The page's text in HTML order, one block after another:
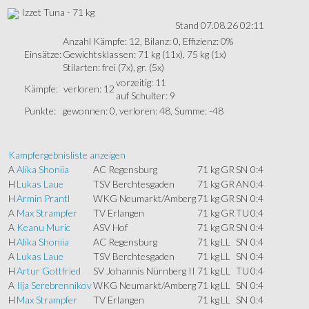
Izzet Tuna - 71 kg
Stand 07.08.26 02:11
Einsätze:
Anzahl Kämpfe: 12, Bilanz: 0, Effizienz: 0%
Gewichtsklassen: 71 kg (11x), 75 kg (1x)
Stilarten: frei (7x), gr. (5x)
Kämpfe: verloren: 12
vorzeitig: 11
auf Schulter: 9
Punkte: gewonnen: 0, verloren: 48, Summe: -48
Kampfergebnisliste anzeigen
AAlika Shoniia AC Regensburg 71 kgGR SN 0:4
H Lukas Laue TSV Berchtesgaden 71 kgGRAN0:4
HArmin Prantl WKG Neumarkt/Amberg71 kgGR SN 0:4
A Max Strampfer TV Erlangen 71 kgGRTU0:4
A Keanu Muric ASV Hof 71 kgGR SN 0:4
HAlika Shoniia AC Regensburg 71 kgLL SN 0:4
A Lukas Laue TSV Berchtesgaden 71 kgLL SN 0:4
HArtur Gottfried SV Johannis Nürnberg II 71 kgLL TU0:4
A Ilja SerebrennikovWKG Neumarkt/Amberg71 kgLL SN 0:4
H Max Strampfer TV Erlangen 71 kgLL SN 0:4